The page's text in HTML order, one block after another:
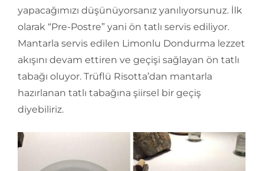
yapacağımızı düşünüyorsanız yanılıyorsunuz. İlk
olarak “Pre-Postre” yani ön tatlı servis ediliyor.
Mantarla servis edilen Limonlu Dondurma lezzet
akışını devam ettiren ve geçişi sağlayan ön tatlı
tabağı oluyor. Trüflü Risotta’dan mantarla
hazırlanan tatlı tabağına şiirsel bir geçiş
diyebiliriz.